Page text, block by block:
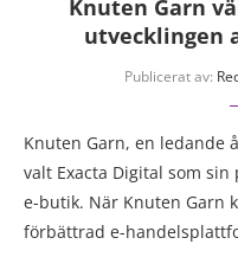
Knuten Garn
utvecklingen
Publicerat av:
Knuten Garn, en ledande
valt Exacta Digital som
e-butik. När Knuten Garn
förbättrad e-